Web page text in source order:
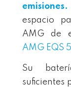
emisiones.
espacio
AMG de
AMG EQS
Su
suficientes